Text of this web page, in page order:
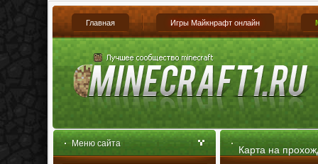
Главная Игры Майкнрафт онлайн
Меню сайта
Карта на